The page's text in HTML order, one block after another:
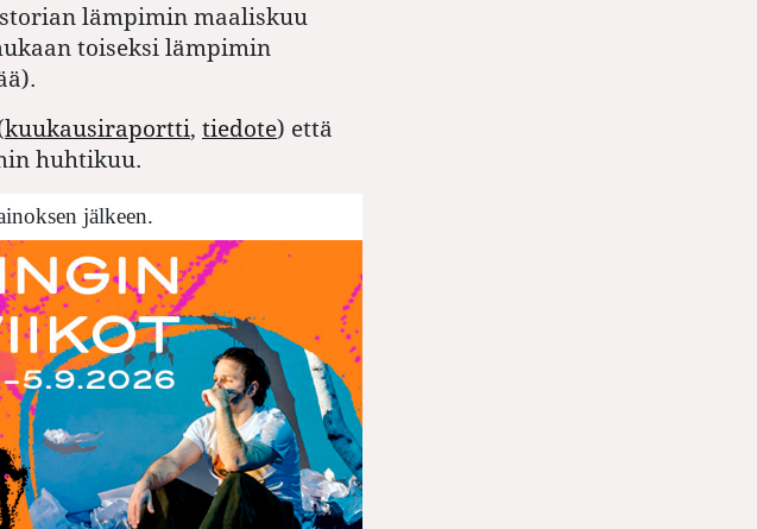
lämpimin maaliskuu
toiseksi lämpimin
kuukausiraportti, tiedote) että
huhtikuu.
jälkeen.